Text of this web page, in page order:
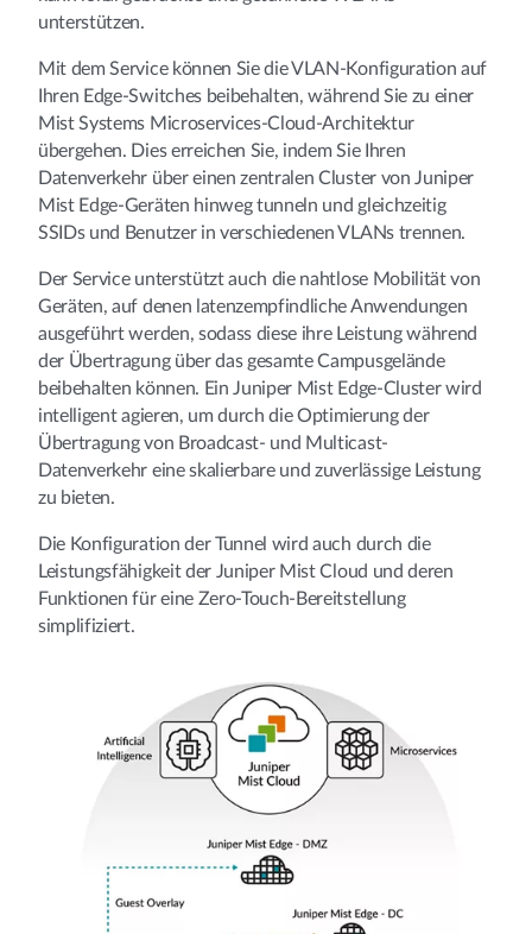
unterstützen.
Mit dem Service können Sie die VLAN-Konfiguration auf
Ihren Edge-Switches beibehalten, während Sie zu einer
Mist Systems Microservices-Cloud-Architektur
übergehen. Dies erreichen Sie, indem Sie Ihren
Datenverkehr über einen zentralen Cluster von Juniper
Mist Edge-Geräten hinweg tunneln und gleichzeitig
SSIDs und Benutzer in verschiedenen VLANs trennen.
Der Service unterstützt auch die nahtlose Mobilität von
Geräten, auf denen latenzempfindliche Anwendungen
ausgeführt werden, sodass diese ihre Leistung während
der Übertragung über das gesamte Campusgelände
beibehalten können. Ein Juniper Mist Edge-Cluster wird
intelligent agieren, um durch die Optimierung der
Übertragung von Broadcast- und Multicast-
Datenverkehr eine skalierbare und zuverlässige Leistung
zu bieten.
Die Konfiguration der Tunnel wird auch durch die
Leistungsfähigkeit der Juniper Mist Cloud und deren
Funktionen für eine Zero-Touch-Bereitstellung
simplifiziert.